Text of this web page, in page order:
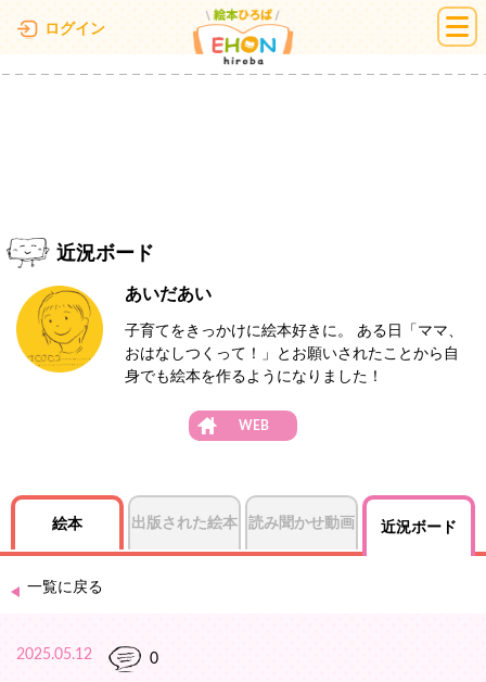
ログイン 絵本ひろば
近況ボード
あいだあい
子育てをきっかけに絵本好きに。 ある日「ママ、
おはなしつくって！」とお願いされたことから自
身でも絵本を作るようになりました！
WEB
絵本 出版された絵本 読み聞かせ動画 近況ボード
一覧に戻る
2025.05.12 0